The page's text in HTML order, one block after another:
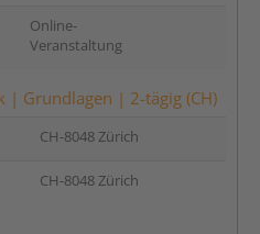
Online-
Veranstaltung
| Grundlagen | 2-tägig (CH)
CH-8048 Zürich
CH-8048 Zürich